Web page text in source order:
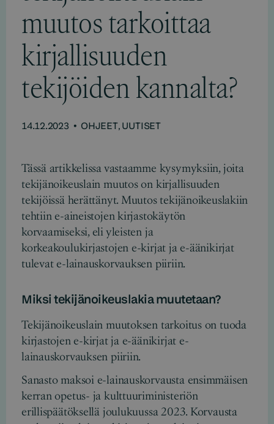
muutos tarkoittaa
kirjallisuuden
tekijöiden kannalta?
14.12.2023 • OHJEET, UUTISET
Tässä artikkelissa vastaamme kysymyksiin, joita
tekijänoikeuslain muutos on kirjallisuuden
tekijöissä herättänyt. Muutos tekijänoikeuslakiin
tehtiin e-aineistojen kirjastokäytön
korvaamiseksi, eli yleisten ja
korkeakoulukirjastojen e-kirjat ja e-äänikirjat
tulevat e-lainauskorvauksen piiriin.
Miksi tekijänoikeuslakia muutetaan?
Tekijänoikeuslain muutoksen tarkoitus on tuoda
kirjastojen e-kirjat ja e-äänikirjat e-
lainauskorvauksen piiriin.
Sanasto maksoi e-lainauskorvausta ensimmäisen
kerran opetus- ja kulttuuriministeriön
erillispäätöksellä joulukuussa 2023. Korvausta